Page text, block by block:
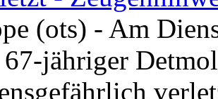
(ots) - Am
jähriger